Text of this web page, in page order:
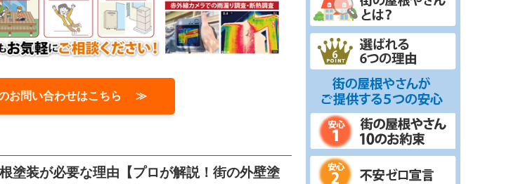
のお問い合わせはこちら ≫
塗装が必要な理由【プロが解説！街の外壁塗